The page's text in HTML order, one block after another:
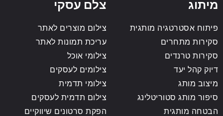
מיתוג
פיתוח אסטרטגיה מותגית
סקירות מתחרים
סקירות טרנדים
דיוק קהל יעד
מיצוב מותג
סיפור מותג סטוריטלינג
הבטחה מותגית
צלם עסקי
צילום מוצרים לאתר
עריכת תמונות לאתר
צילומי אוכל
צילומים לעסקים
צילומי תדמית
צילום תדמית לעסקים
הפקת סרטונים שיווקיים